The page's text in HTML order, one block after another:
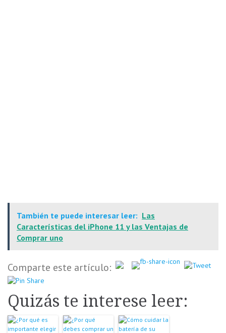
También te puede interesar leer: Las
Características del iPhone 11 y las Ventajas de
Comprar uno
Comparte este artículo:
Quizás te interese leer: